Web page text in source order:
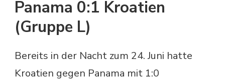
Panama 0:1 Kroatien
(Gruppe L)
Bereits in der Nacht zum 24. Juni hatte
Kroatien gegen Panama mit 1:0